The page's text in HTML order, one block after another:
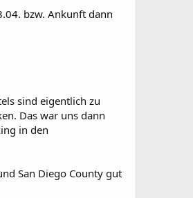
bzw. Ankunft dann
sind eigentlich zu
Das war uns dann
in den
San Diego County gut